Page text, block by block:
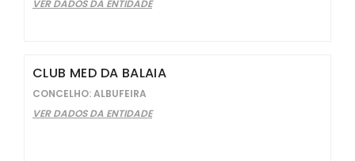
VER DADOS DA ENTIDADE
CLUB MED DA BALAIA
CONCELHO: ALBUFEIRA
VER DADOS DA ENTIDADE